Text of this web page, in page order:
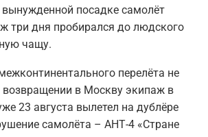
вынужденной посадке самолёт
три дня пробирался до людского
чащу.
перелёта не
возвращении в Москву экипаж в
23 августа вылетел на дублёре
самолёта – АНТ-4 «Стране